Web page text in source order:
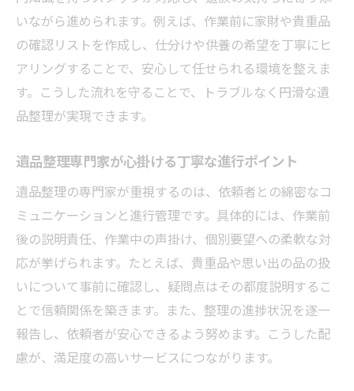
いながら進められます。例えば、作業前に家財や貴重品
の確認リストを作成し、仕分けや供養の希望を丁寧にヒ
アリングすることで、安心して任せられる環境を整えま
す。こうした流れを守ることで、トラブルなく円滑な遺
品整理が実現できます。
遺品整理専門家が心掛ける丁寧な進行ポイント
遺品整理の専門家が重視するのは、依頼者との綿密なコ
ミュニケーションと進行管理です。具体的には、作業前
後の説明責任、作業中の声掛け、個別要望への柔軟な対
応が挙げられます。たとえば、貴重品や思い出の品の扱
いについて事前に確認し、疑問点はその都度説明するこ
とで信頼関係を築きます。また、整理の進捗状況を逐一
報告し、依頼者が安心できるよう努めます。こうした配
慮が、満足度の高いサービスにつながります。